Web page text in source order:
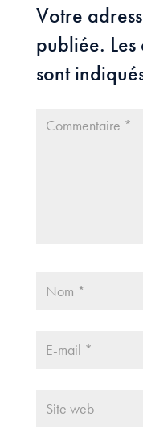
Votre
publiée.
sont